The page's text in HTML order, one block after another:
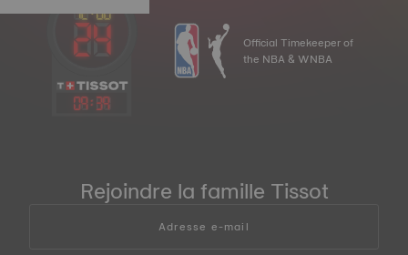
09: 39
Official Timekeeper of
the NBA & WNBA
Rejoindre la famille Tissot
Adresse e-mail